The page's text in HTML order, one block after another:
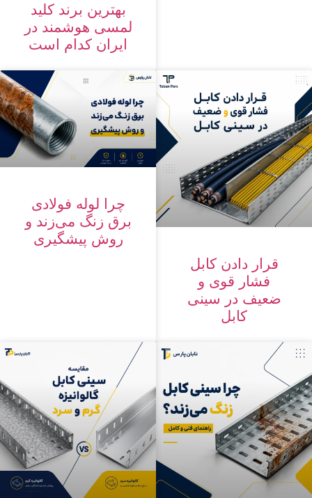
بهترین برند کلید
لمسی هوشمند در
ایران کدام است
قرار دادن کابل
فشار قوی و
ضعیف در سینی
کابل
چرا لوله فولادی
برق زنگ می‌زند و
روش پیشگیری